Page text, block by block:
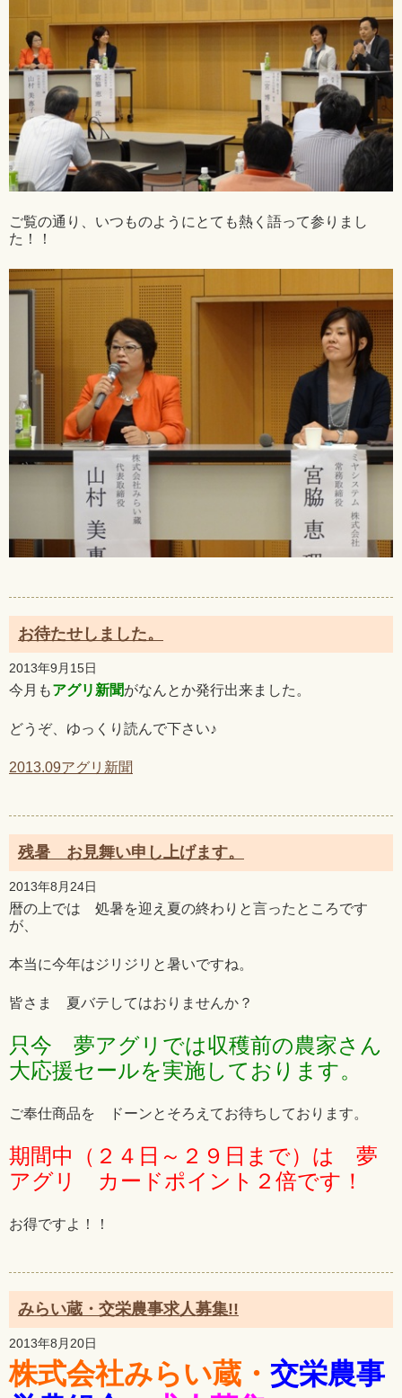
ご覧の通り、いつものようにとても熱く語って参りまし
た！！
お待たせしました。
2013年9月15日
今月もアグリ新聞がなんとか発行出来ました。
どうぞ、ゆっくり読んで下さい♪
2013.09アグリ新聞
残暑 お見舞い申し上げます。
2013年8月24日
暦の上では 処暑を迎え夏の終わりと言ったところです
が、
本当に今年はジリジリと暑いですね。
皆さま 夏バテしてはおりませんか？
只今 夢アグリでは収穫前の農家さん
大応援セールを実施しております。
ご奉仕商品を ドーンとそろえてお待ちしております。
期間中（２４日～２９日まで）は 夢
アグリ カードポイント２倍です！
お得ですよ！！
みらい蔵・交栄農事求人募集!!
2013年8月20日
株式会社みらい蔵・ 交栄農事